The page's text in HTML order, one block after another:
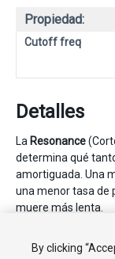
Propiedad:
Cutoff freq
Detalles
La Resonance
determina qué
amortiguada. Una
una menor tasa de
muere más lenta.
pass filter utilice el
By clicking